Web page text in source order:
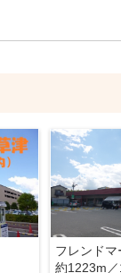
フレンド
約1223m